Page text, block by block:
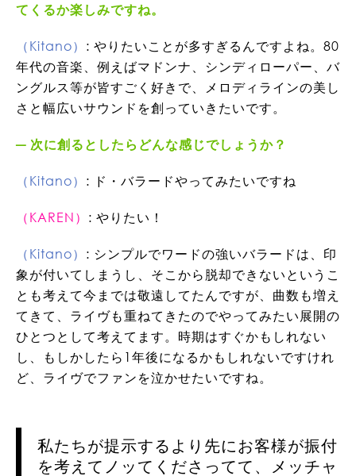
てくるか楽しみですね。
（Kitano） : やりたいことが多すぎるんですよね。80
年代の音楽、例えばマドンナ、シンディローパー、バ
ングルス等が皆すごく好きで、メロディラインの美し
さと幅広いサウンドを創っていきたいです。
次に創るとしたらどんな感じでしょうか？
（Kitano） : ド・バラードやってみたいですね
（KAREN） : やりたい！
（Kitano） : シンプルでワードの強いバラードは、印
象が付いてしまうし、そこから脱却できないというこ
とも考えて今までは敬遠してたんですが、曲数も増え
てきて、ライヴも重ねてきたのでやってみたい展開の
ひとつとして考えてます。時期はすぐかもしれない
し、もしかしたら1年後になるかもしれないですけれ
ど、ライヴでファンを泣かせたいですね。
私たちが提示するより先にお客様が振付
を考えてノッてくださってて、メッチャ